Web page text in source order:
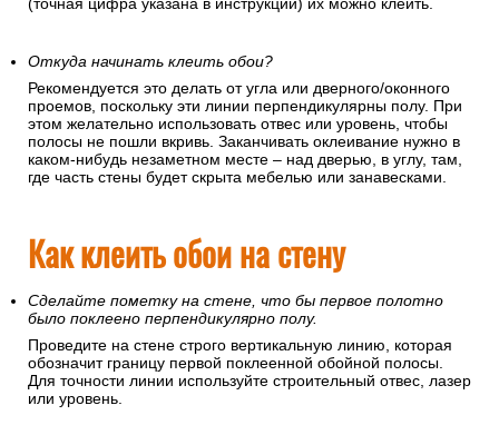
(точная цифра указана в инструкции) их можно клеить.
Откуда начинать клеить обои?
Рекомендуется это делать от угла или дверного/оконного
проемов, поскольку эти линии перпендикулярны полу. При
этом желательно использовать отвес или уровень, чтобы
полосы не пошли вкривь. Заканчивать оклеивание нужно в
каком-нибудь незаметном месте – над дверью, в углу, там,
где часть стены будет скрыта мебелью или занавесками.
Как клеить обои на стену
Сделайте пометку на стене, что бы первое полотно
было поклеено перпендикулярно полу.
Проведите на стене строго вертикальную линию, которая
обозначит границу первой поклеенной обойной полосы.
Для точности линии используйте строительный отвес, лазер
или уровень.